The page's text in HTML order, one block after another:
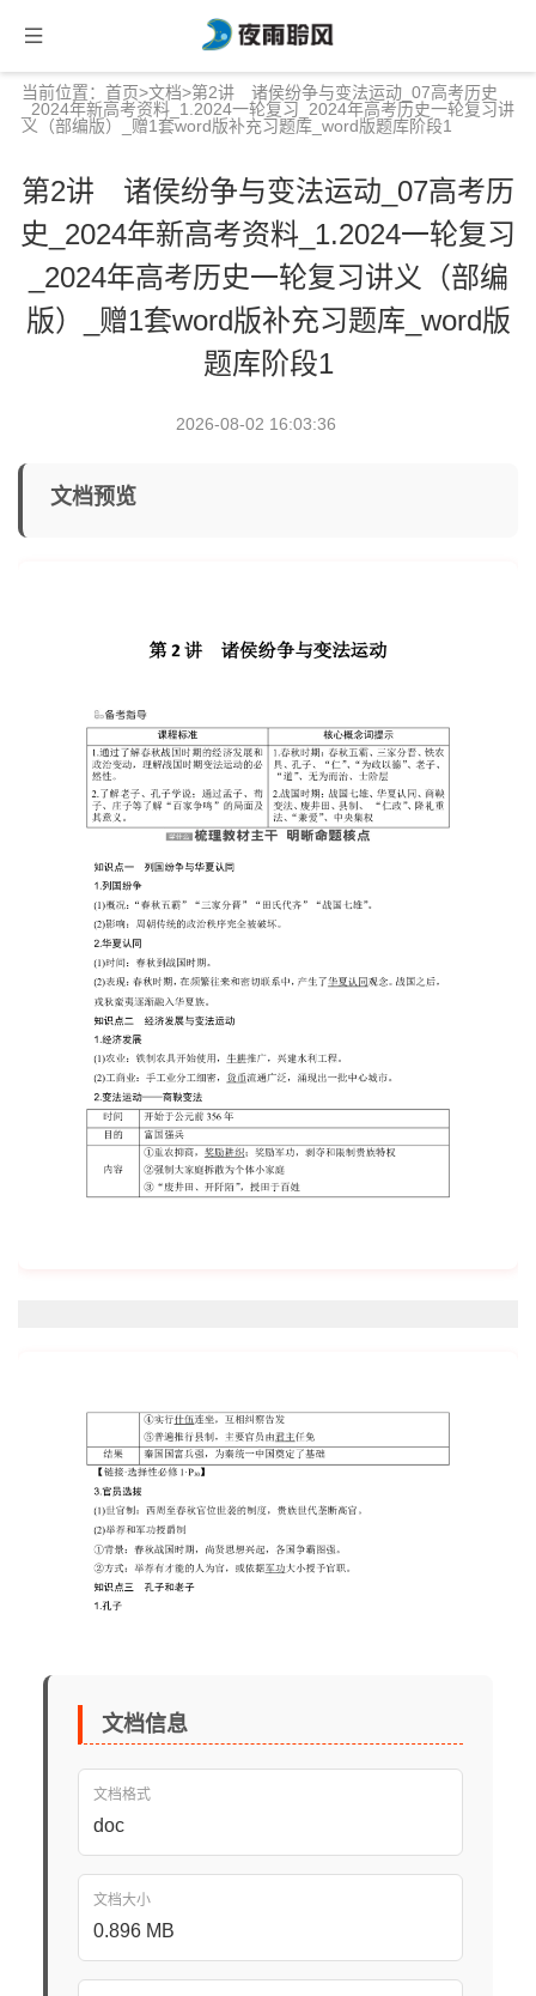
当前位置： 首页>文档>第2讲 诸侯纷争与变法运动_07高考历史
_2024年新高考资料_1.2024一轮复习_2024年高考历史一轮复习讲
义（部编版）_赠1套word版补充习题库_word版题库阶段1
第2讲 诸侯纷争与变法运动_07高考历
史_2024年新高考资料_1.2024一轮复习
_2024年高考历史一轮复习讲义（部编
版）_赠1套word版补充习题库_word版
题库阶段1
2026-08-02 16:03:36
文档预览
文档信息
文档格式
doc
文档大小
0.896 MB